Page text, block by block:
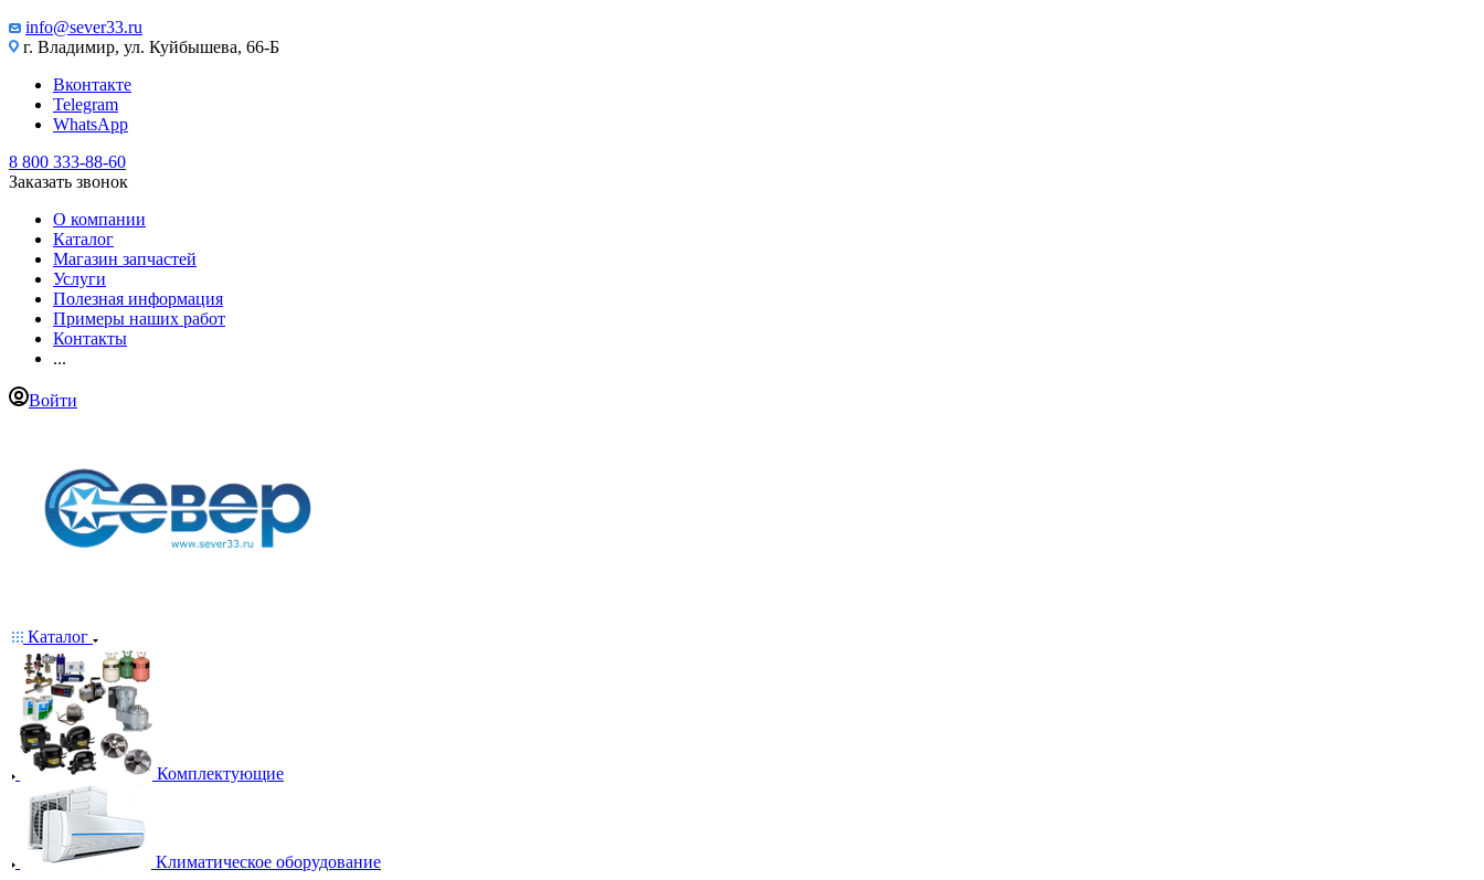
info@sever33.ru
г. Владимир, ул. Куйбышева, 66-Б
Вконтакте
Telegram
WhatsApp
8 800 333-88-60
Заказать звонок
О компании
Каталог
Магазин запчастей
Услуги
Полезная информация
Примеры наших работ
Контакты
...
Войти
Каталог
Комплектующие
Климатическое оборудование